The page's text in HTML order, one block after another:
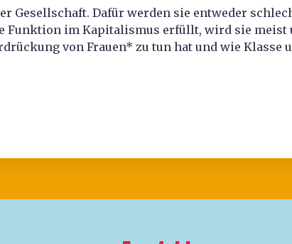
Gesellschaft. Dafür werden sie entweder
Funktion im Kapitalismus erfüllt, wird sie meist
von Frauen* zu tun hat und wie Klasse